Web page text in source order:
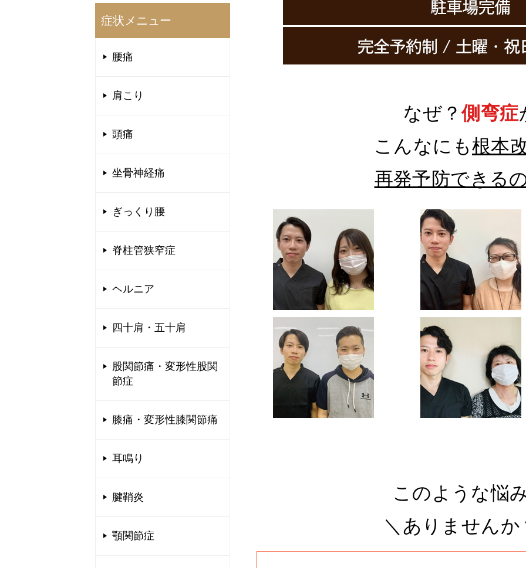
なぜ？側弯症
こんなにも根本
再発予防できる
このような悩
＼ありませんか
症状メニュー
腰痛
肩こり
頭痛
坐骨神経痛
ぎっくり腰
脊柱管狭窄症
ヘルニア
四十肩・五十肩
股関節痛・変形性股関
節症
膝痛・変形性膝関節痛
耳鳴り
腱鞘炎
顎関節症